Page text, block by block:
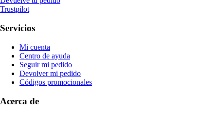
Trustpilot
Servicios
Mi cuenta
Centro de ayuda
Seguir mi pedido
Devolver mi pedido
Códigos promocionales
Acerca de